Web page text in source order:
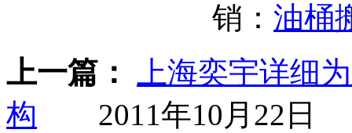
销： 油桶
上一篇：
上海奕宇详细
构 2011年10月22日